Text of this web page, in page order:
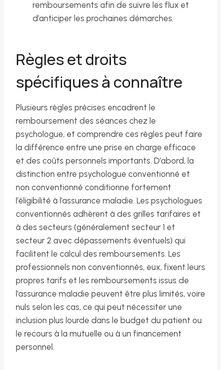
remboursements afin de suivre les flux et
d’anticiper les prochaines démarches.
Règles et droits
spécifiques à connaître
Plusieurs règles précises encadrent le
remboursement des séances chez le
psychologue, et comprendre ces règles peut faire
la différence entre une prise en charge efficace
et des coûts personnels importants. D’abord, la
distinction entre psychologue conventionné et
non conventionné conditionne fortement
l’éligibilité à l’assurance maladie. Les psychologues
conventionnés adhèrent à des grilles tarifaires et
à des secteurs (généralement secteur 1 et
secteur 2 avec dépassements éventuels) qui
facilitent le calcul des remboursements. Les
professionnels non conventionnés, eux, fixent leurs
propres tarifs et les remboursements issus de
l’assurance maladie peuvent être plus limités, voire
nuls selon les cas, ce qui peut nécessiter une
inclusion plus lourde dans le budget du patient ou
le recours à la mutuelle ou à un financement
personnel.